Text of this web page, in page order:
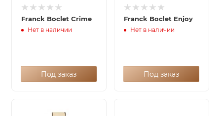
Franck Boclet Crime
Нет в наличии
Под заказ
Franck Boclet Enjoy
Нет в наличии
Под заказ